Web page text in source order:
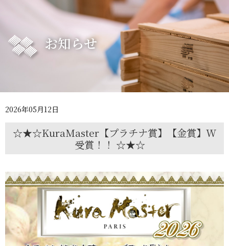
お知らせ
2026年05月12日
☆★☆KuraMaster【プラチナ賞】【金賞】W
受賞！！ ☆★☆